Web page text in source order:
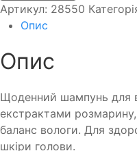
Артикул: 28550
Опис
Опис
Щоденний шампунь для
екстрактами
баланс вологи. Для
шкіри голови.